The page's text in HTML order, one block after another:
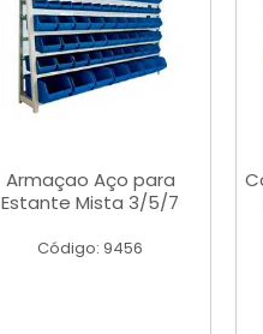
Armaçao Aço para
Estante Mista 3/5/7
Código: 9456